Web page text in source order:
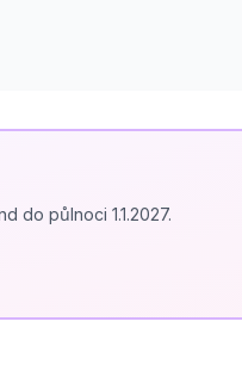
do půlnoci 1.1.2027.